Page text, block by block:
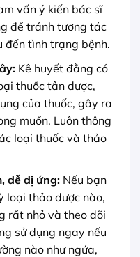
vấn ý kiến bác sĩ
để tránh tương tác
đến tình trạng bệnh.
Kê huyết đằng có
thuốc tân dược,
của thuốc, gây ra
muốn. Luôn thông
loại thuốc và thảo
dễ dị ứng:Nếu bạn
loại thảo dược nào,
rất nhỏ và theo dõi
sử dụng ngay nếu
nào như ngứa,